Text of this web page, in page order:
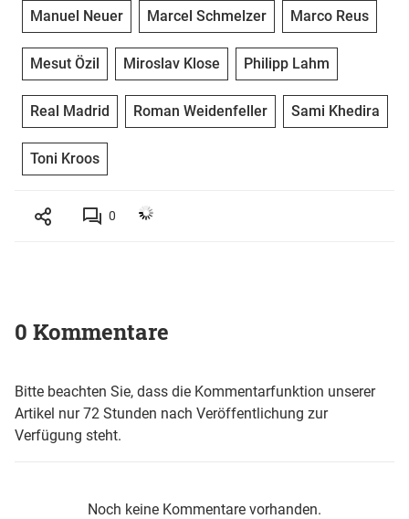
Manuel Neuer Marcel Schmelzer Marco Reus
Mesut Özil Miroslav Klose Philipp Lahm
Real Madrid Roman Weidenfeller Sami Khedira
Toni Kroos
0
0 Kommentare
Bitte beachten Sie, dass die Kommentarfunktion unserer
Artikel nur 72 Stunden nach Veröffentlichung zur
Verfügung steht.
Noch keine Kommentare vorhanden.